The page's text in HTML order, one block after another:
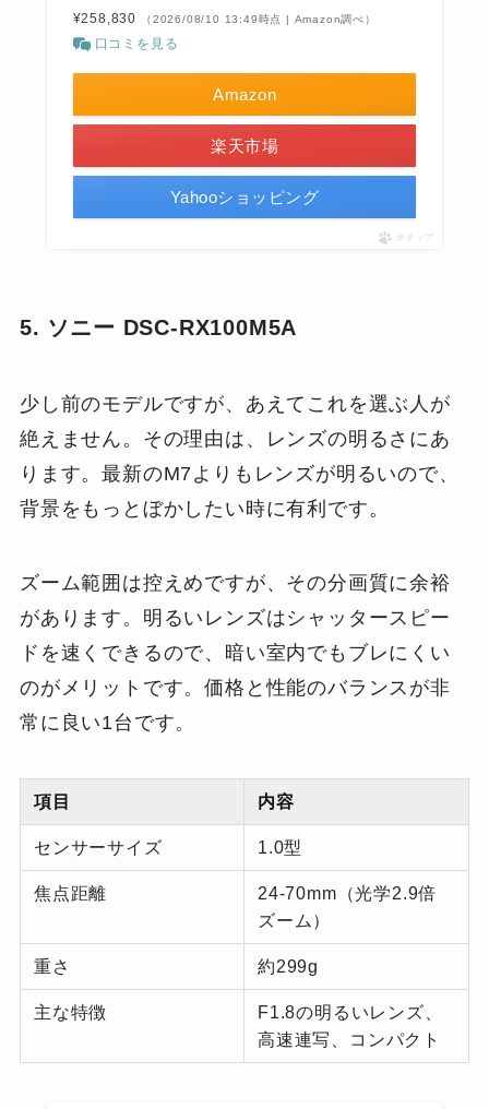
¥258,830 （2026/08/10 13:49時点 | Amazon調べ）
口コミを見る
Amazon
楽天市場
Yahooショッピング
ポチップ
5. ソニー DSC-RX100M5A
少し前のモデルですが、あえてこれを選ぶ人が
絶えません。その理由は、レンズの明るさにあ
ります。最新のM7よりもレンズが明るいので、
背景をもっとぼかしたい時に有利です。
ズーム範囲は控えめですが、その分画質に余裕
があります。明るいレンズはシャッタースピー
ドを速くできるので、暗い室内でもブレにくい
のがメリットです。価格と性能のバランスが非
常に良い1台です。
項目 内容
センサーサイズ 1.0型
焦点距離
24-70mm（光学2.9倍
ズーム）
重さ 約299g
主な特徴
F1.8の明るいレンズ、
高速連写、コンパクト